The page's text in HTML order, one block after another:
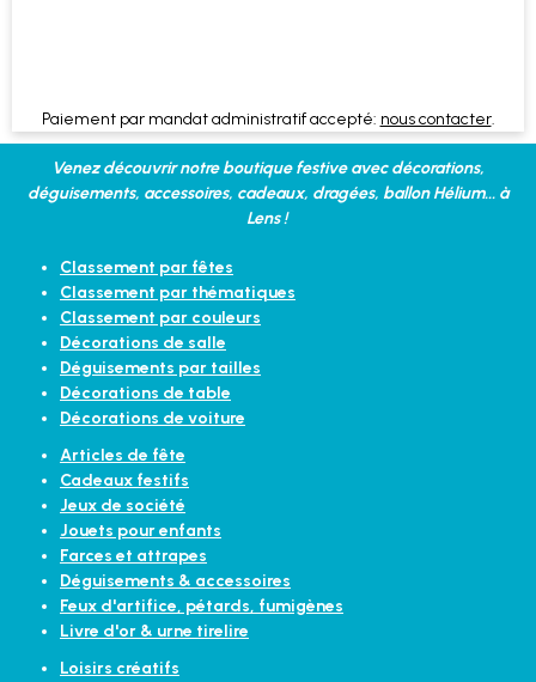
Paiement par mandat administratif accepté: nous contacter.
Venez découvrir notre boutique festive avec décorations,
déguisements, accessoires, cadeaux, dragées, ballon Hélium... à
Lens !
Classement par fêtes
Classement par thématiques
Classement par couleurs
Décorations de salle
Déguisements par tailles
Décorations de table
Décorations de voiture
Articles de fête
Cadeaux festifs
Jeux de société
Jouets pour enfants
Farces et attrapes
Déguisements & accessoires
Feux d'artifice, pétards, fumigènes
Livre d'or & urne tirelire
Loisirs créatifs